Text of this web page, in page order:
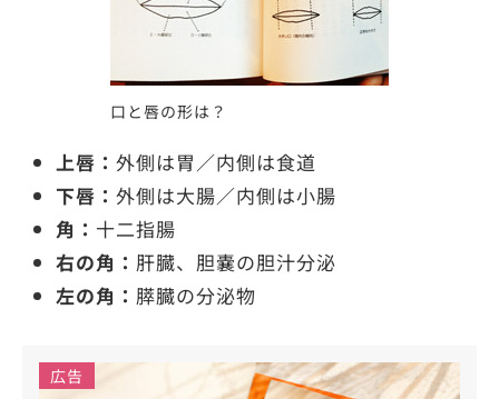
口と唇の形は？
上唇： 外側は胃／内側は食道
下唇： 外側は大腸／内側は小腸
角： 十二指腸
右の角： 肝臓、胆嚢の胆汁分泌
左の角： 膵臓の分泌物
広告